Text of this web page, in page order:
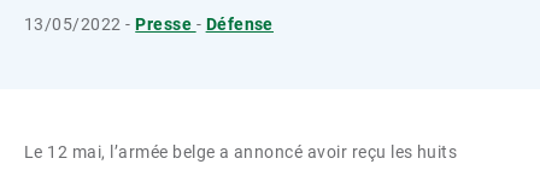
13/05/2022 -Presse - Défense
Le 12 mai, l’armée belge a annoncé avoir reçu les huits